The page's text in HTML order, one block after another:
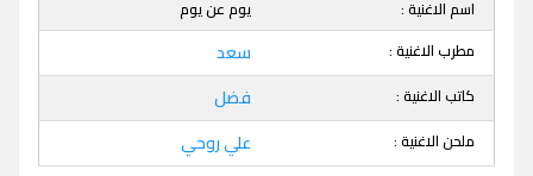
اسم الاغنية :
يوم عن يوم
مطرب الاغنية :
سعد
كاتب الاغنية : فضل
ملحن الاغنية : علي روحي